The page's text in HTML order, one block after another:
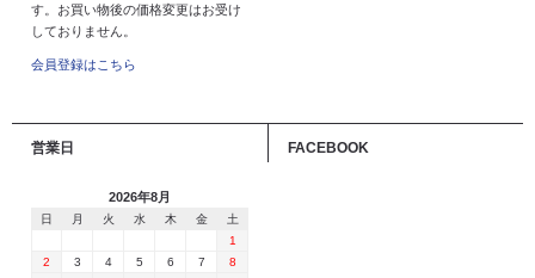
す。お買い物後の価格変更はお受け
しておりません。
会員登録はこちら
営業日
2026年8月
日 月 火 水 木 金
土
1
2
3 4 5 6 7
8
FACEBOOK